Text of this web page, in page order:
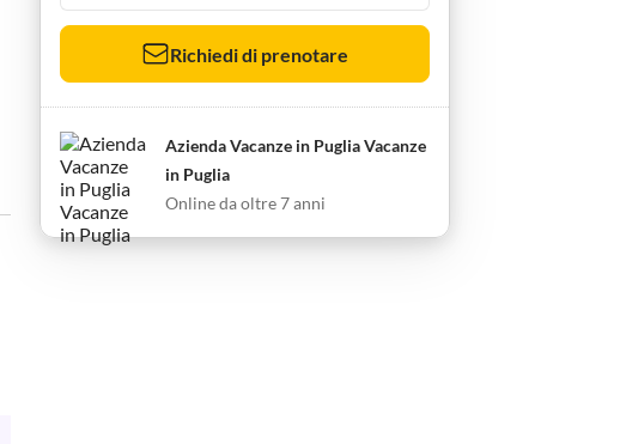
Richiedi di prenotare
Azienda Vacanze in Puglia Vacanze
in Puglia
Online da oltre 7 anni